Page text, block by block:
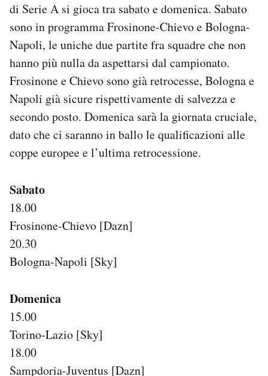
AREA PERSONALE
Area Personale
Newsletter
Notifiche mobile
Regala il Post
Hai bisogno di aiuto?
di Serie A si gioca tra sabato e domenica. Sabato
sono in programma Frosinone-Chievo e Bologna-
Napoli, le uniche due partite fra squadre che non
hanno più nulla da aspettarsi dal campionato.
Frosinone e Chievo sono già retrocesse, Bologna e
Napoli già sicure rispettivamente di salvezza e
secondo posto. Domenica sarà la giornata cruciale,
dato che ci saranno in ballo le qualificazioni alle
coppe europee e l’ultima retrocessione.
Sabato
18.00
Frosinone-Chievo [Dazn]
20.30
Bologna-Napoli [Sky]
Domenica
15.00
Torino-Lazio [Sky]
18.00
Sampdoria-Juventus [Dazn]